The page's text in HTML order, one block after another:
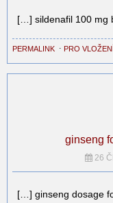
[…] sildenafil 100 mg
PERMALINK ⋅ PRO
ginseng
26
[…] ginseng dosage